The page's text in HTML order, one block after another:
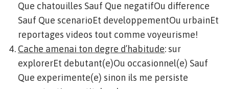
Que chatouilles Sauf Que negatifOu difference
Sauf Que scenarioEt developpementOu urbainEt
reportages videos tout comme voyeurisme!
Cache amenai ton degre d’habitude: sur
explorerEt debutant(e)Ou occasionnel(e) Sauf
Que experimente(e) sinon ils me persiste